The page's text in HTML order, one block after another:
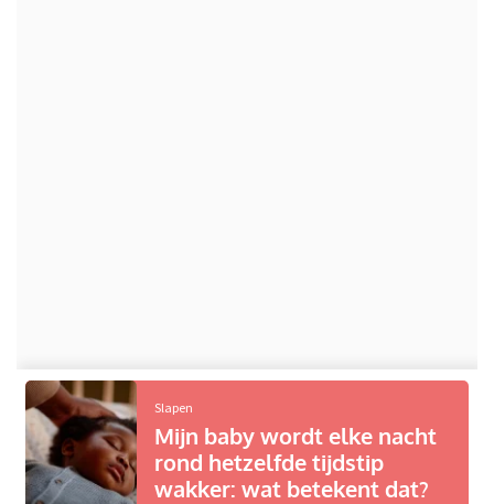
Slapen
Mijn baby wordt elke nacht
rond hetzelfde tijdstip
wakker: wat betekent dat?